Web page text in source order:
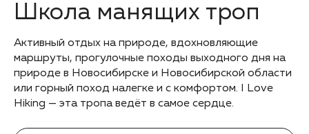
Школа манящих троп
Активный отдых на природе, вдохновляющие
маршруты, прогулочные походы выходного дня на
природе в Новосибирске и Новосибирской области
или горный поход налегке и с комфортом. I Love
Hiking — эта тропа ведёт в самое сердце.